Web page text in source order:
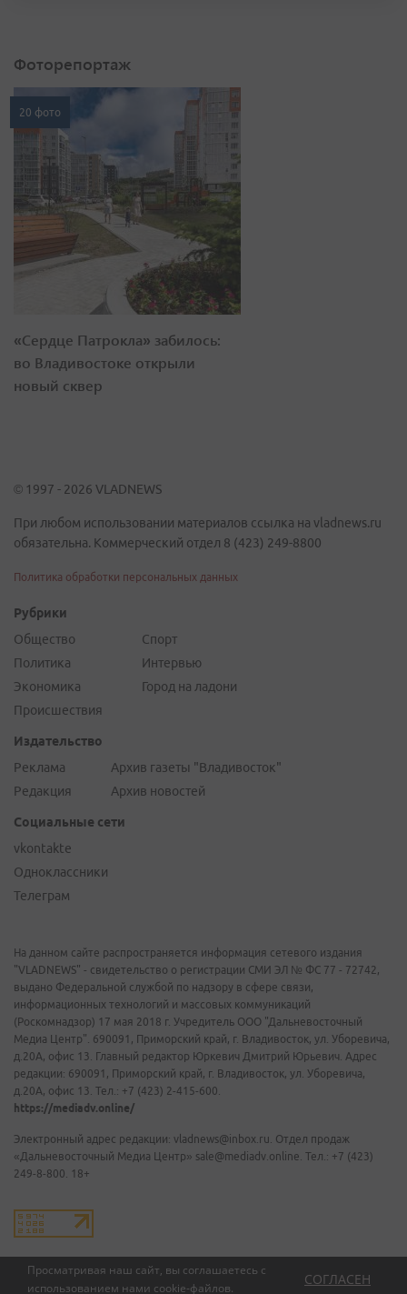
Просматривая наш сайт, вы соглашаетесь с
использованием нами cookie-файлов.
СОГЛАСЕН
Фоторепортаж
20 фото
«Сердце Патрокла» забилось:
во Владивостоке открыли
новый сквер
© 1997 - 2026 VLADNEWS
При любом использовании материалов ссылка на vladnews.ru
обязательна. Коммерческий отдел 8 (423) 249-8800
Политика обработки персональных данных
Рубрики
Общество
Политика
Экономика
Происшествия
Спорт
Интервью
Город на ладони
Издательство
Реклама
Редакция
Архив газеты "Владивосток"
Архив новостей
Социальные сети
vkontakte
Одноклассники
Телеграм
На данном сайте распространяется информация сетевого издания
"VLADNEWS" - свидетельство о регистрации СМИ ЭЛ № ФС 77 - 72742,
выдано Федеральной службой по надзору в сфере связи,
информационных технологий и массовых коммуникаций
(Роскомнадзор) 17 мая 2018 г. Учредитель ООО "Дальневосточный
Медиа Центр". 690091, Приморский край, г. Владивосток, ул. Уборевича,
д.20А, офис 13. Главный редактор Юркевич Дмитрий Юрьевич. Адрес
редакции: 690091, Приморский край, г. Владивосток, ул. Уборевича,
д.20А, офис 13. Тел.: +7 (423) 2-415-600.
https://mediadv.online/
Электронный адрес редакции: vladnews@inbox.ru. Отдел продаж
«Дальневосточный Медиа Центр» sale@mediadv.online. Тел.: +7 (423)
249-8-800. 18+